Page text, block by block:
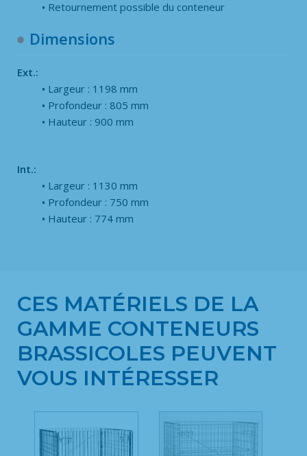
Retournement possible du conteneur
Dimensions
Ext.:
Largeur : 1198 mm
Profondeur : 805 mm
Hauteur : 900 mm
Int.:
Largeur : 1130 mm
Profondeur : 750 mm
Hauteur : 774 mm
CES MATÉRIELS DE LA
GAMME CONTENEURS
BRASSICOLES PEUVENT
VOUS INTÉRESSER